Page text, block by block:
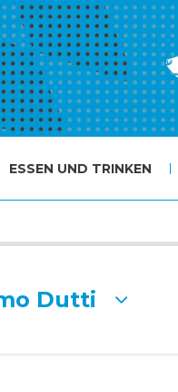
ESSEN UND TRINKEN
Dutti